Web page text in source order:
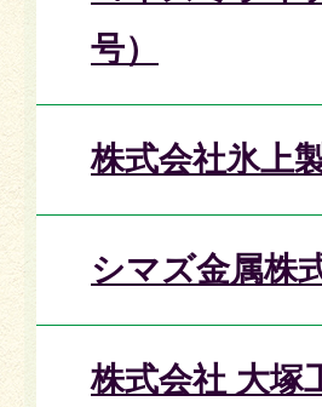
号）
株式会社氷上
シマズ金属株
株式会社 大塚